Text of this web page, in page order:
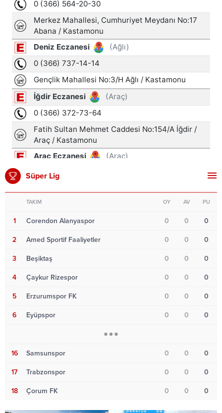
Süper Lig
TAKIM OY AV PU
1 Corendon Alanyaspor 0 0 0
2 Amed Sportif Faaliyetler 0 0 0
3 Beşiktaş 0 0 0
4 Çaykur Rizespor 0 0 0
5 Erzurumspor FK 0 0 0
6 Eyüpspor 0 0 0
16 Samsunspor 0 0 0
17 Trabzonspor 0 0 0
18 Çorum FK 0 0 0